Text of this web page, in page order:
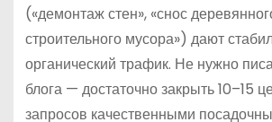
(«демонтаж стен», «снос
строительного мусора») дают
органический трафик. Не нужно
блога — достаточно закрыть 10–15
запросов качественными